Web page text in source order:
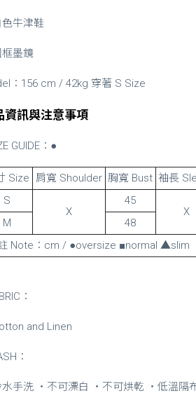
色牛津鞋
框墨鏡
：156 cm / 42kg 穿著 S Size
資訊與注意事項
GUIDE：●
Size 肩寬 Shoulder 胸寬 Bust 袖長
S
X
45
X
M
48
Note：cm / ●oversize ■normal ▲slim
：
and Linen
：
水手洗 ・不可漂白 ・不可烘乾 ・低溫